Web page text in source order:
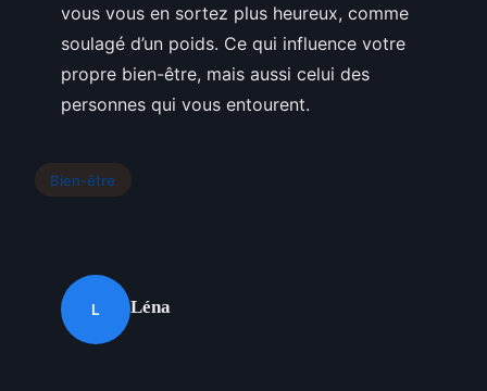
vous vous en sortez plus heureux, comme
soulagé d’un poids. Ce qui influence votre
propre bien-être, mais aussi celui des
personnes qui vous entourent.
Bien-être
L Léna